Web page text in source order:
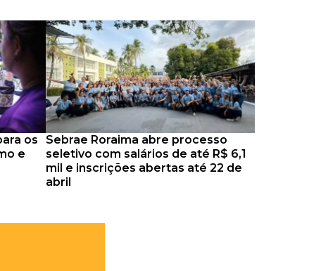
os
e
Sebrae Roraima abre processo
seletivo com salários de até R$ 6,1
mil e inscrições abertas até 22 de
abril